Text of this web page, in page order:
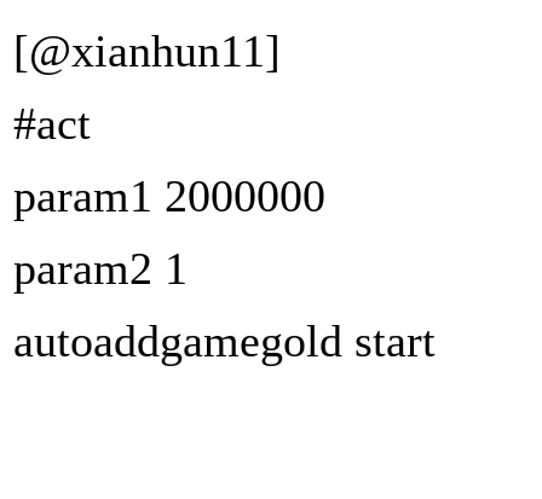
[@xianhun11]
#act
param1 2000000
param2 1
autoaddgamegold start